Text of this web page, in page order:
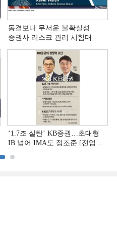
동결보다 무서운 불확실성…
증권사 리스크 관리 시험대
‘1.7조 실탄’ KB증권…초대형
IB 넘어 IMA도 정조준 [전업계